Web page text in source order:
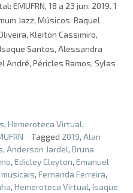
EMUFRN, 18 a 23 jun. 2019. 1
Jazz; Músicos: Raquel
Kleiton Cassimiro,
Santos, Alessandra
André, Péricles Ramos, Sylas
, Hemeroteca Virtual,
Tagged 2019, Alan
, Anderson Jardel, Bruna
, Edicley Cleyton, Emanuel
, Fernanda Ferreira,
, Hemeroteca Virtual, Isaque